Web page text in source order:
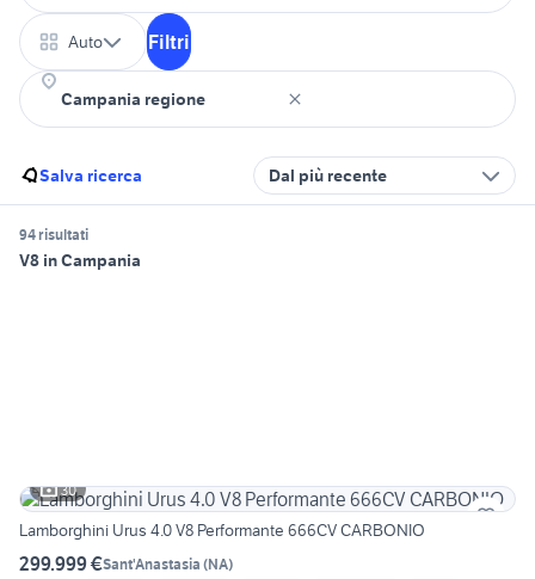
Auto Filtri
Salva ricerca Dal più recente
94 risultati
V8 in Campania
30
Lamborghini Urus 4.0 V8 Performante 666CV CARBONIO
299.999 €Sant'Anastasia (NA)